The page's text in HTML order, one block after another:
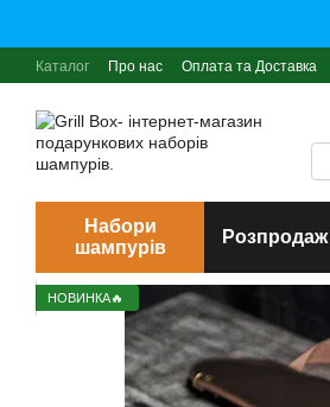
Каталог Про нас Оплата та Доставка
Набори
шампурів
Розпродаж
НОВИНКА🔥